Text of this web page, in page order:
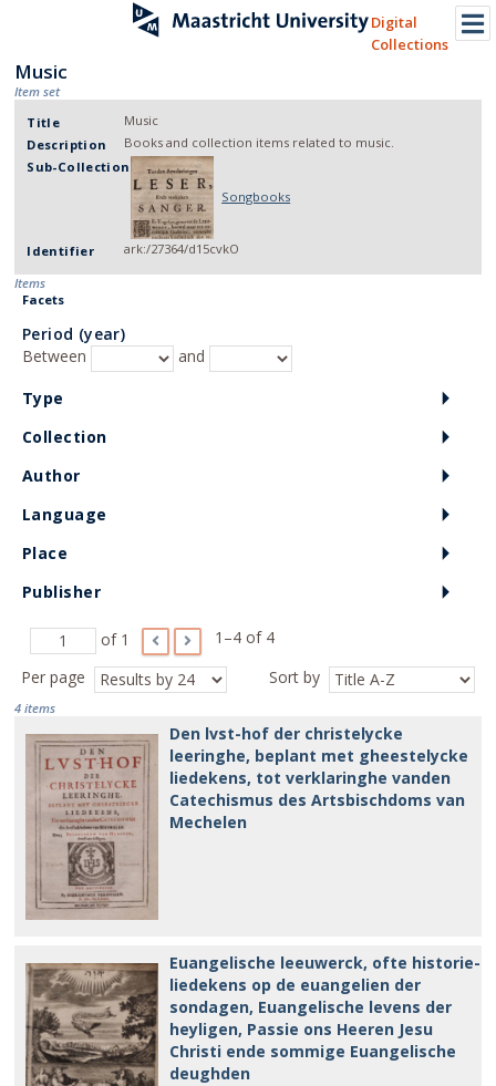
Digital
Collections
Music
Item set
Title
Music
Description
Books and collection items related to music.
Sub-Collection
Songbooks
Identifier ark:/27364/d15cvkO
Items
of 1
1–4 of 4
Per page
Sort by
4 items
Den lvst-hof der christelycke
leeringhe, beplant met gheestelycke
liedekens, tot verklaringhe vanden
Catechismus des Artsbischdoms van
Mechelen
Euangelische leeuwerck, ofte historie-
liedekens op de euangelien der
sondagen, Euangelische levens der
heyligen, Passie ons Heeren Jesu
Christi ende sommige Euangelische
deughden
Facets
Period (year)
Between
and
Type
Collection
Author
Language
Place
Publisher